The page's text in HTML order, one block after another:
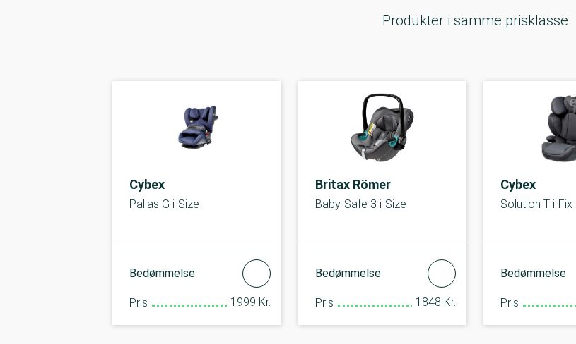
Produkter i samme prisklasse
Cybex
Pallas G i-Size
Bedømmelse
Pris 1999 Kr.
Britax Römer
Baby-Safe 3 i-Size
Bedømmelse
Pris 1848 Kr.
Cybex
Solution T i-Fix
Bedømmelse
Pris